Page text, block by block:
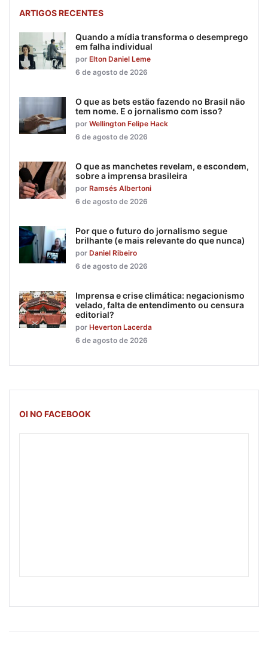
ARTIGOS RECENTES
Quando a mídia transforma o desemprego
em falha individual
por Elton Daniel Leme
6 de agosto de 2026
O que as bets estão fazendo no Brasil não
tem nome. E o jornalismo com isso?
por Wellington Felipe Hack
6 de agosto de 2026
O que as manchetes revelam, e escondem,
sobre a imprensa brasileira
por Ramsés Albertoni
6 de agosto de 2026
Por que o futuro do jornalismo segue
brilhante (e mais relevante do que nunca)
por Daniel Ribeiro
6 de agosto de 2026
Imprensa e crise climática: negacionismo
velado, falta de entendimento ou censura
editorial?
por Heverton Lacerda
6 de agosto de 2026
OI NO FACEBOOK